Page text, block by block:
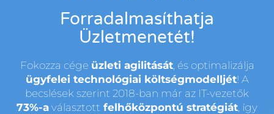
Forradalmasíthatja
Üzletmenetét!
Fokozza cége üzleti agilitását, és optimalizálja
ügyfelei technológiai költségmodelljét! A
becslések szerint 2018-ban már az IT-vezetők
73%-a választott felhőközpontú stratégiát, így